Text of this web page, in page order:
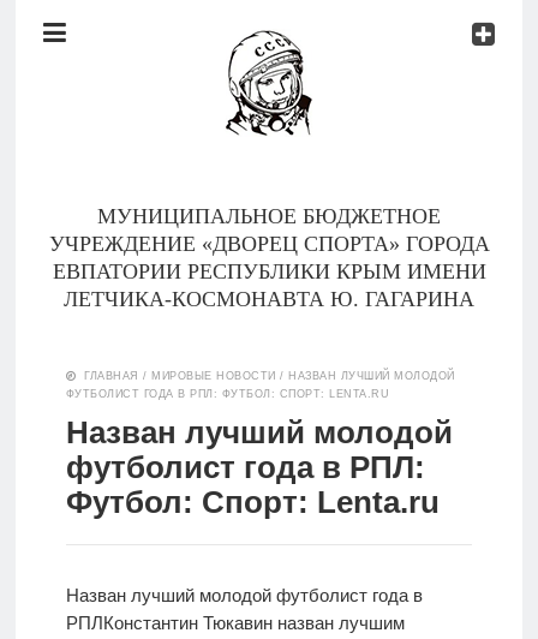
Документы
МУНИЦИПАЛЬНОЕ БЮДЖЕТНОЕ
УЧРЕЖДЕНИЕ «ДВОРЕЦ СПОРТА» ГОРОДА
ЕВПАТОРИИ РЕСПУБЛИКИ КРЫМ ИМЕНИ
ЛЕТЧИКА-КОСМОНАВТА Ю. ГАГАРИНА
Документы
Контакты
Родителям
ГЛАВНАЯ / МИРОВЫЕ НОВОСТИ / НАЗВАН ЛУЧШИЙ МОЛОДОЙ
ФУТБОЛИСТ ГОДА В РПЛ: ФУТБОЛ: СПОРТ: LENTA.RU
Назван лучший молодой
футболист года в РПЛ:
Футбол: Спорт: Lenta.ru
Назван лучший молодой футболист года в
РПЛ Константин Тюкавин назван лучшим